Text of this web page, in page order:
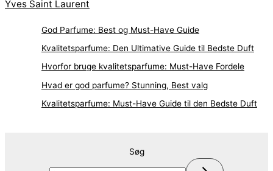
Yves Saint Laurent
God Parfume: Best og Must-Have Guide
Kvalitetsparfume: Den Ultimative Guide til Bedste Duft
Hvorfor bruge kvalitetsparfume: Must-Have Fordele
Hvad er god parfume? Stunning, Best valg
Kvalitetsparfume: Must-Have Guide til den Bedste Duft
Søg